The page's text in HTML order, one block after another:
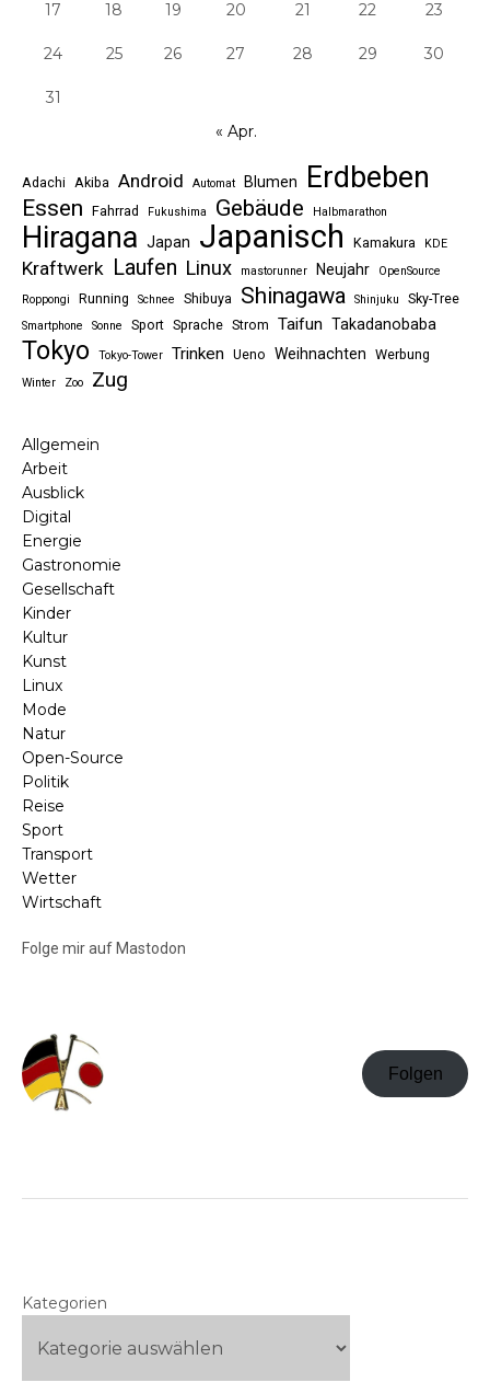
17 18 19 20 21 22 23
24 25 26 27 28 29 30
31
« Apr.
Adachi Akiba Android Automat Blumen Erdbeben
Essen Fahrrad Fukushima Gebäude Halbmarathon
Hiragana Japan Japanisch Kamakura KDE
Kraftwerk Laufen Linux mastorunner Neujahr
OpenSource
Roppongi
Running Schnee Shibuya Shinagawa Shinjuku Sky-Tree
Smartphone Sonne Sport Sprache Strom Taifun Takadanobaba
Tokyo Tokyo-Tower Trinken Ueno Weihnachten Werbung
Winter Zoo Zug
Allgemein
Arbeit
Ausblick
Digital
Energie
Gastronomie
Gesellschaft
Kinder
Kultur
Kunst
Linux
Mode
Natur
Open-Source
Politik
Reise
Sport
Transport
Wetter
Wirtschaft
Folge mir auf Mastodon
Folgen
Kategorien